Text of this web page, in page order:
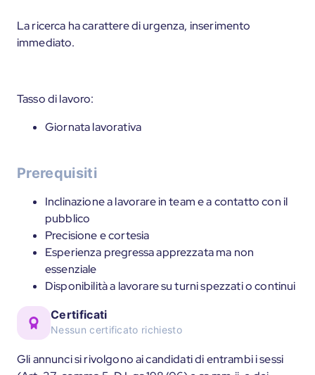
La ricerca ha carattere di urgenza, inserimento
immediato.
Tasso di lavoro:
Giornata lavorativa
Prerequisiti
Inclinazione a lavorare in team e a contatto con il
pubblico
Precisione e cortesia
Esperienza pregressa apprezzata ma non
essenziale
Disponibilità a lavorare su turni spezzati o continui
Certificati
Nessun certificato richiesto
Gli annunci si rivolgono ai candidati di entrambi i sessi